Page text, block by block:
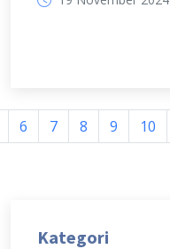
6 7 8 9 10
Kategori